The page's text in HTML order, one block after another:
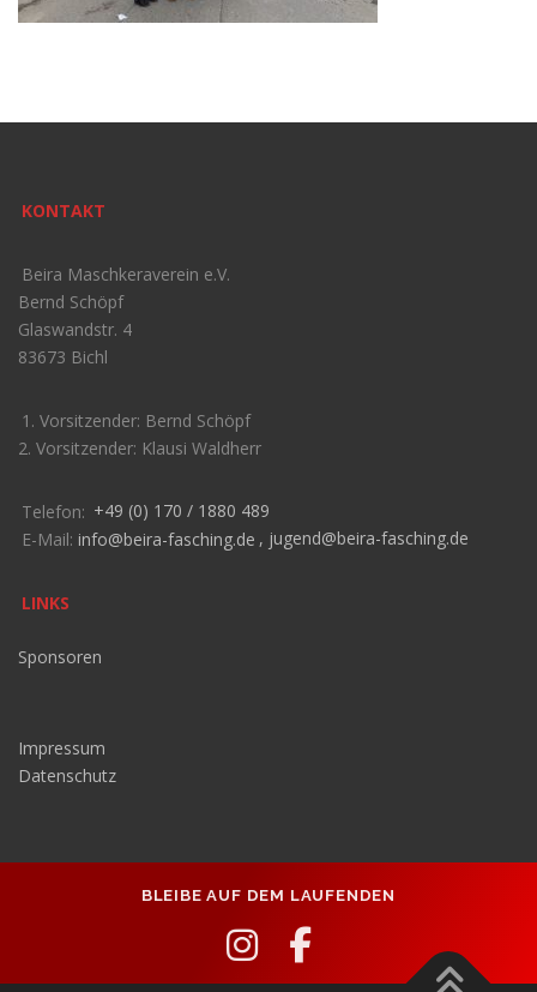
KONTAKT
Beira Maschkeraverein e.V.
Bernd Schöpf
Glaswandstr. 4
83673 Bichl
1. Vorsitzender: Bernd Schöpf
2. Vorsitzender: Klausi Waldherr
Telefon: +49 (0) 170 / 1880 489
E-Mail: info@beira-fasching.de , jugend@beira-fasching.de
LINKS
Sponsoren
Impressum
Datenschutz
BLEIBE AUF DEM LAUFENDEN